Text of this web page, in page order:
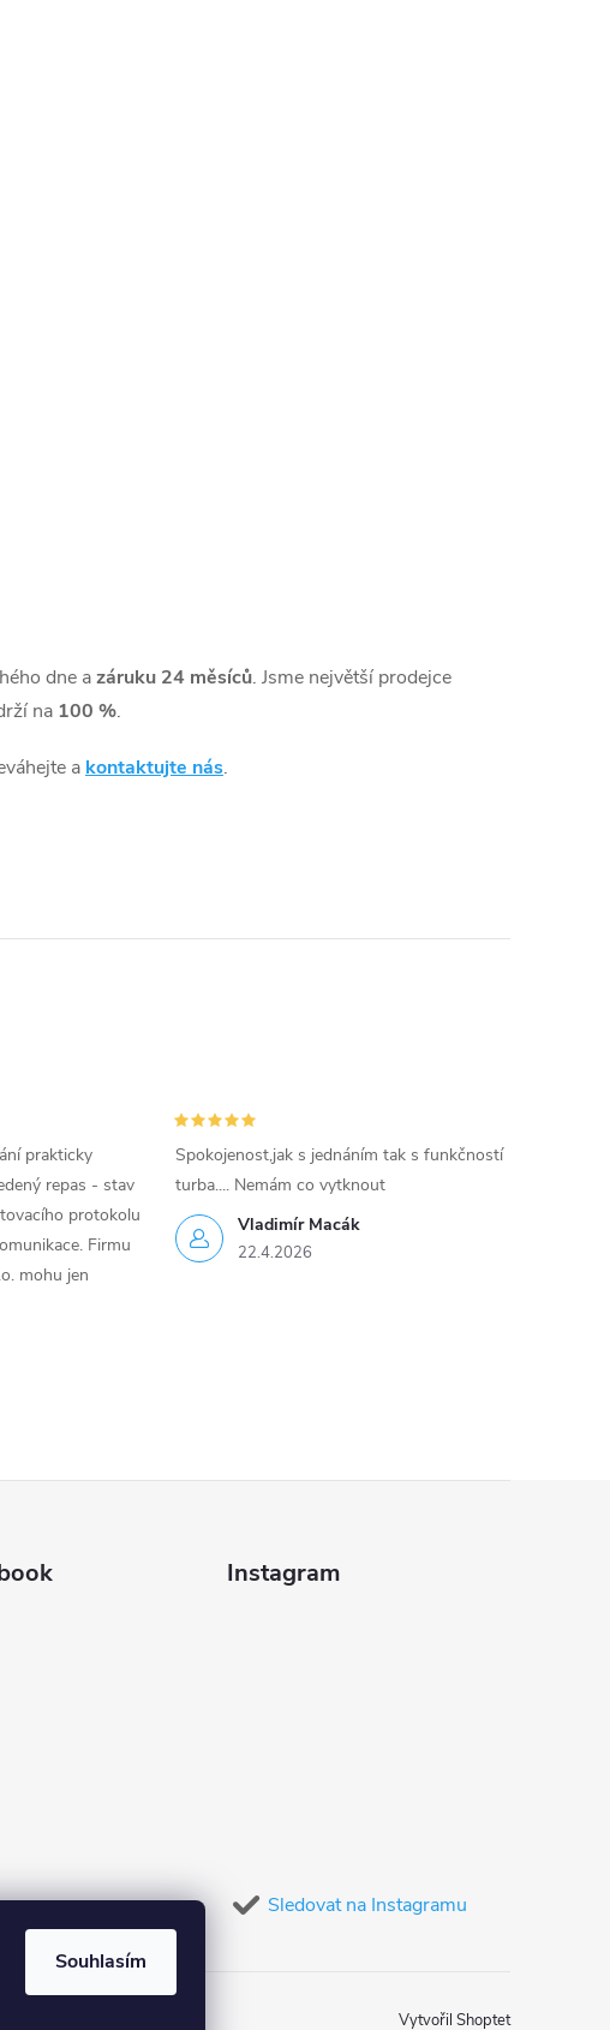
Souhlasím
dne azáruku 24 měsíců. Jsme největší prodejce
na 100 %.
a kontaktujte nás.
prakticky
repas - stav
protokolu
Firmu
mohu jen
Vladimír Macák
22.4.2026
Spokojenost,jak s jednáním tak s funkčností
turba.... Nemám co vytknout
Instagram
Sledovat na Instagramu
Vytvořil Shoptet